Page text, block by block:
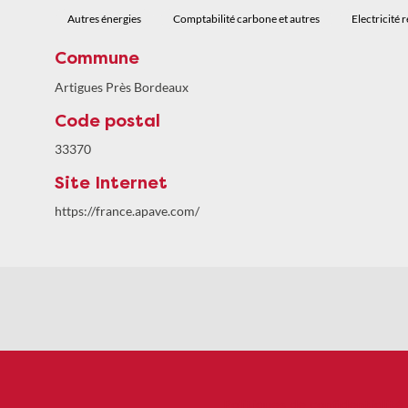
Autres énergies Comptabilité carbone et autres Electricité
Commune
Artigues Près Bordeaux
Code postal
33370
Site Internet
https://france.apave.com/